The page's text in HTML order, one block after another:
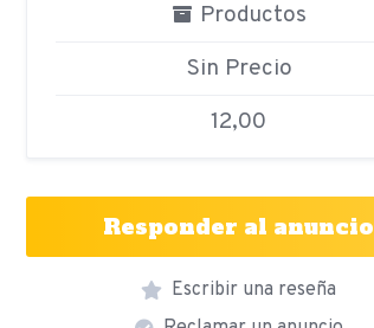
Productos
Sin Precio
12,00
Responder al anuncio
Escribir una reseña